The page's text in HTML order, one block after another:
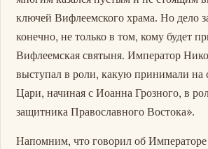
ключей Вифлеемского храма. Но дело
конечно, не только в том, кому будет
Вифлеемская святыня. Император
выступал в роли, какую принимали на
Цари, начиная с Иоанна Грозного, в
защитника Православного Востока».
Напомним, что говорил об